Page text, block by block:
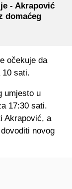
- Akrapović
domaćeg
očekuje da
sati.
umjesto u
17:30 sati.
Akrapović, a
novog